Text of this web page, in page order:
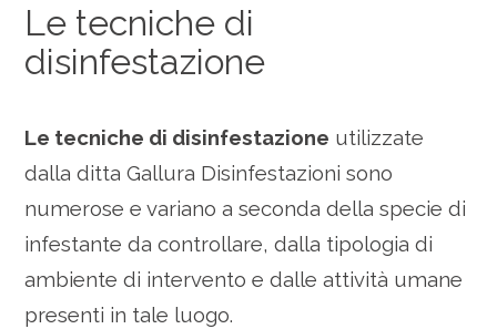
Le tecniche di
disinfestazione
Le tecniche di disinfestazione utilizzate
dalla ditta Gallura Disinfestazioni sono
numerose e variano a seconda della specie di
infestante da controllare, dalla tipologia di
ambiente di intervento e dalle attività umane
presenti in tale luogo.